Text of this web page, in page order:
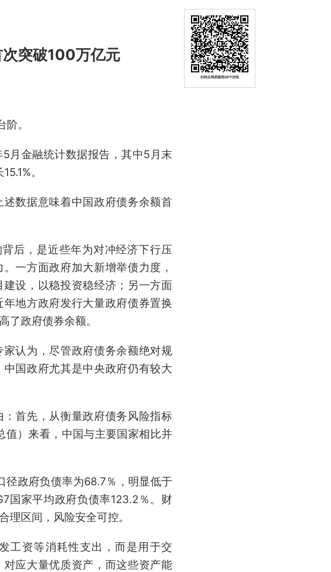
突破100万亿元
。
月金融统计数据报告，其中5月末
。
数据意味着中国政府债务余额首
后，是近些年为对冲经济下行压
一方面政府加大新增举债力度，
设，以稳投资稳经济；另一方面
地方政府发行大量政府债券置换
了政府债券余额。
认为，尽管政府债务余额绝对规
国政府尤其是中央政府仍有较大
首先，从衡量政府债务风险指标
）来看，中国与主要国家相比并
政府负债率为68.7％，明显低于
国家平均政府负债率123.2％。财
理区间，风险安全可控。
工资等消耗性支出，而是用于交
应大量优质资产，而这些资产能
扫码去网易新闻APP浏览